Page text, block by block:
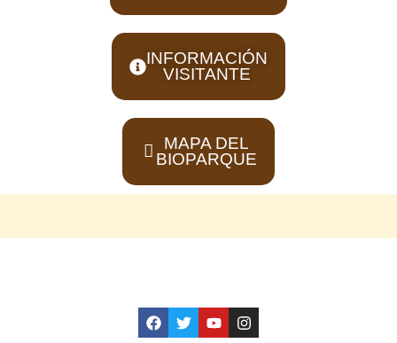
INFORMACIÓN
VISITANTE
MAPA DEL
BIOPARQUE
F
a
T
w
Y
o
I
n